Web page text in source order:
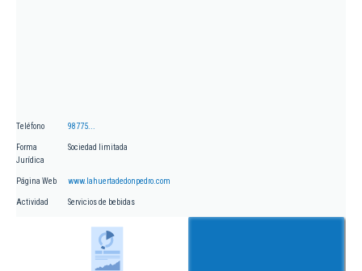
Teléfono 98775...
Forma
Jurídica
Sociedad limitada
Página Web www.lahuertadedonpedro.com
Actividad Servicios de bebidas